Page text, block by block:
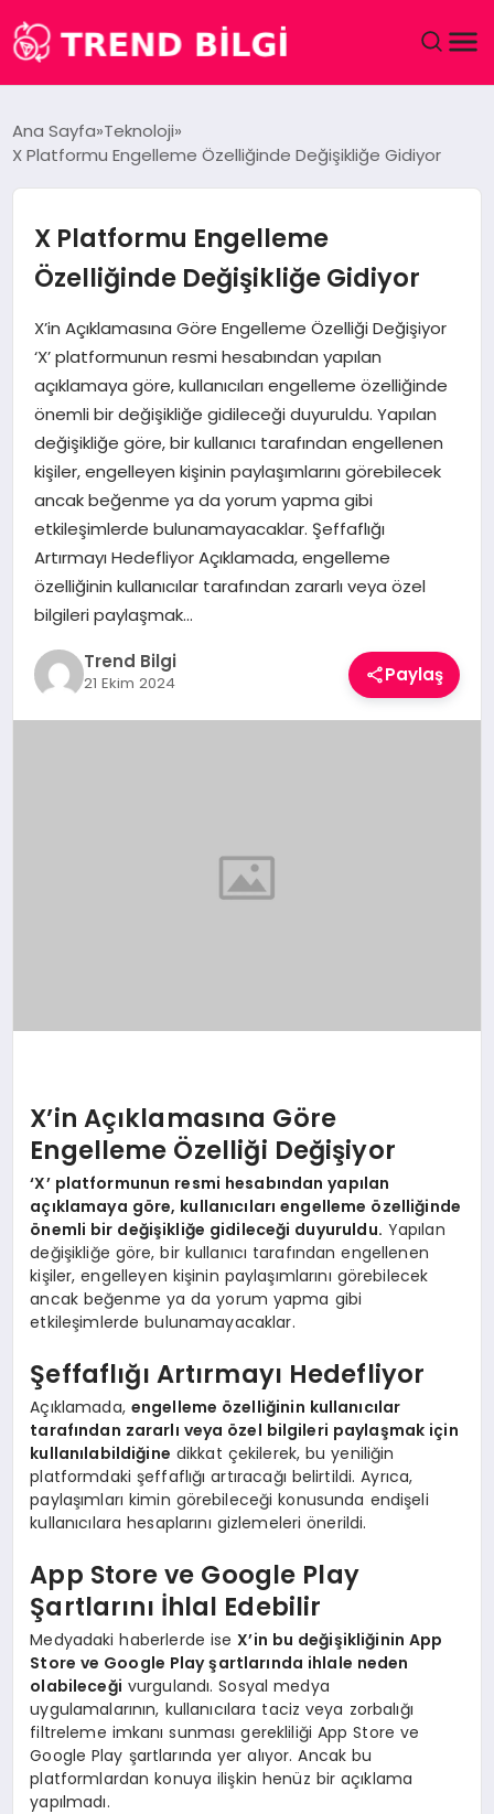
EĞITIM
EKONOMI
MAGAZIN
SAĞLIK
SPOR
TEKNOLOJI
YAŞAM
Ana Sayfa Teknoloji
X Platformu Engelleme Özelliğinde Değişikliğe Gidiyor
X Platformu Engelleme
Özelliğinde Değişikliğe Gidiyor
X’in Açıklamasına Göre Engelleme Özelliği Değişiyor
‘X’ platformunun resmi hesabından yapılan
açıklamaya göre, kullanıcıları engelleme özelliğinde
önemli bir değişikliğe gidileceği duyuruldu. Yapılan
değişikliğe göre, bir kullanıcı tarafından engellenen
kişiler, engelleyen kişinin paylaşımlarını görebilecek
ancak beğenme ya da yorum yapma gibi
etkileşimlerde bulunamayacaklar. Şeffaflığı
Artırmayı Hedefliyor Açıklamada, engelleme
özelliğinin kullanıcılar tarafından zararlı veya özel
bilgileri paylaşmak…
Trend Bilgi
21 Ekim 2024 Paylaş
X’in Açıklamasına Göre
Engelleme Özelliği Değişiyor
‘X’ platformunun resmi hesabından yapılan
açıklamaya göre, kullanıcıları engelleme özelliğinde
önemli bir değişikliğe gidileceği duyuruldu. Yapılan
değişikliğe göre, bir kullanıcı tarafından engellenen
kişiler, engelleyen kişinin paylaşımlarını görebilecek
ancak beğenme ya da yorum yapma gibi
etkileşimlerde bulunamayacaklar.
Şeffaflığı Artırmayı Hedefliyor
Açıklamada, engelleme özelliğinin kullanıcılar
tarafından zararlı veya özel bilgileri paylaşmak için
kullanılabildiğine dikkat çekilerek, bu yeniliğin
platformdaki şeffaflığı artıracağı belirtildi. Ayrıca,
paylaşımları kimin görebileceği konusunda endişeli
kullanıcılara hesaplarını gizlemeleri önerildi.
App Store ve Google Play
Şartlarını İhlal Edebilir
Medyadaki haberlerde iseX’in bu değişikliğinin App
Store ve Google Play şartlarında ihlale neden
olabileceği vurgulandı. Sosyal medya
uygulamalarının, kullanıcılara taciz veya zorbalığı
filtreleme imkanı sunması gerekliliği App Store ve
Google Play şartlarında yer alıyor. Ancak bu
platformlardan konuya ilişkin henüz bir açıklama
yapılmadı.